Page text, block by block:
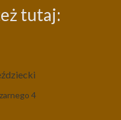
tutaj:
4